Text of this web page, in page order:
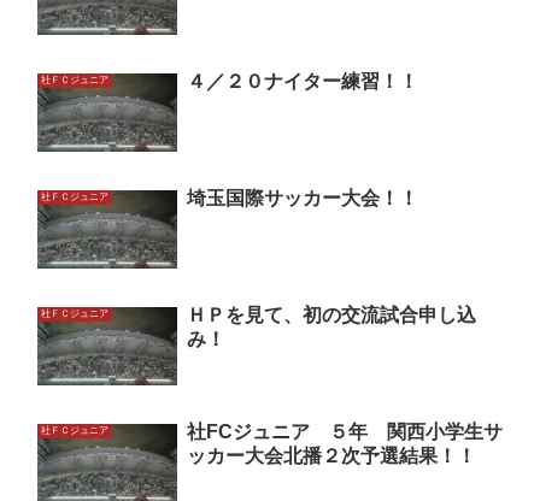
社ＦＣジュニア ４／２０ナイター練習！！
社ＦＣジュニア 埼玉国際サッカー大会！！
社ＦＣジュニア
ＨＰを見て、初の交流試合申し込
み！
社ＦＣジュニア
社FCジュニア ５年 関西小学生サ
ッカー大会北播２次予選結果！！